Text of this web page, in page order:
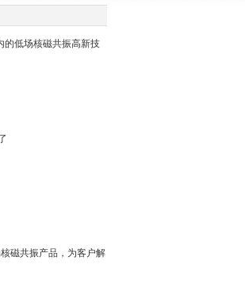
低场核磁共振高新技
磁共振产品，为客户解